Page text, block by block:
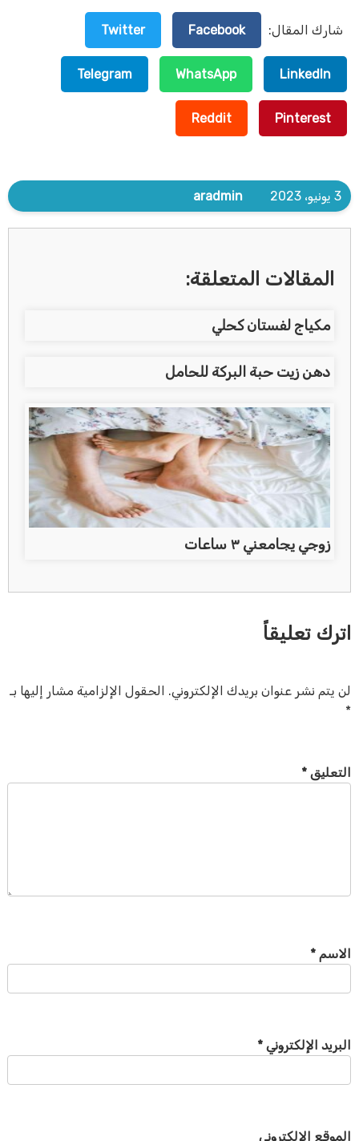
شارك المقال: Facebook
Twitter
LinkedIn
WhatsApp
Telegram
Pinterest
Reddit
3 يونيو، 2023 aradmin
المقالات المتعلقة:
مكياج لفستان كحلي
دهن زيت حبة البركة للحامل
زوجي يجامعني ٣ ساعات
اترك تعليقاً
لن يتم نشر عنوان بريدك الإلكتروني. الحقول الإلزامية مشار إليها بـ
*
التعليق *
الاسم *
البريد الإلكتروني *
الموقع الإلكتروني